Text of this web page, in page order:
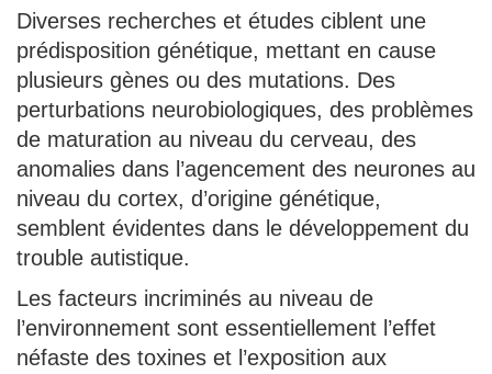
Diverses recherches et études ciblent une
prédisposition génétique, mettant en cause
plusieurs gènes ou des mutations. Des
perturbations neurobiologiques, des problèmes
de maturation au niveau du cerveau, des
anomalies dans l’agencement des neurones au
niveau du cortex, d’origine génétique,
semblent évidentes dans le développement du
trouble autistique.
Les facteurs incriminés au niveau de
l’environnement sont essentiellement l’effet
néfaste des toxines et l’exposition aux